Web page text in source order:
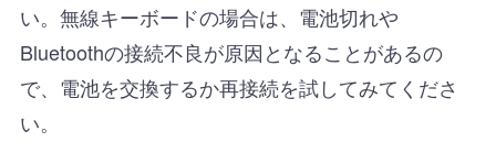
い。無線キーボードの場合は、電池切れや
Bluetoothの接続不良が原因となることがあるの
で、電池を交換するか再接続を試してみてくださ
い。